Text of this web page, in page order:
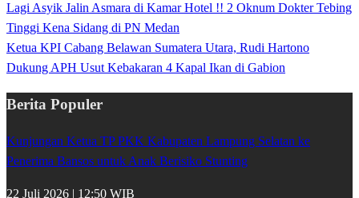
Lagi Asyik Jalin Asmara di Kamar Hotel !! 2 Oknum Dokter Tebing
Tinggi Kena Sidang di PN Medan
Ketua KPI Cabang Belawan Sumatera Utara, Rudi Hartono
Dukung APH Usut Kebakaran 4 Kapal Ikan di Gabion
Berita Populer
Kunjungan Ketua TP PKK Kabupaten Lampung Selatan ke
Penerima Bansos untuk Anak Berisiko Stunting
22 Juli 2026 | 12:50 WIB